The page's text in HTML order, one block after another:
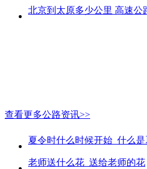
北京到太原多少公里 高速公
查看更多公路资讯>>
夏令时什么时候开始_什么
老师送什么花_送给老师的花